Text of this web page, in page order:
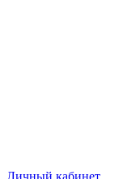
Личный кабинет